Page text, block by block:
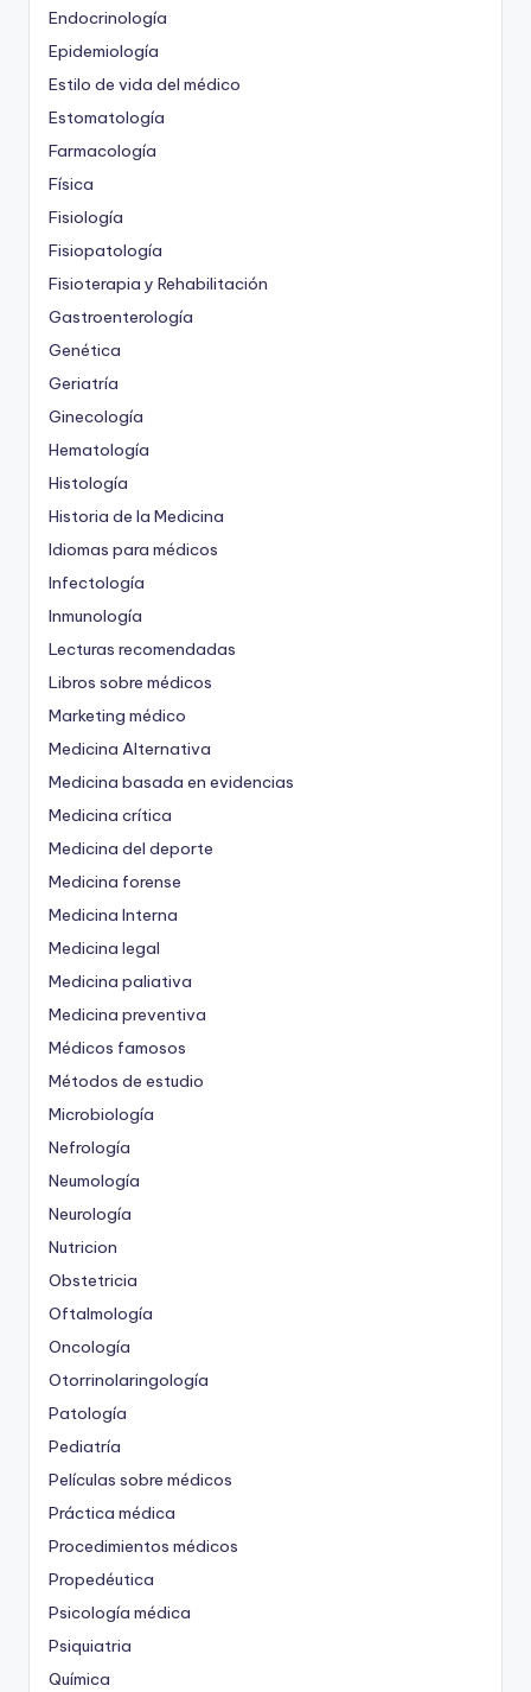
Endocrinología
Epidemiología
Estilo de vida del médico
Estomatología
Farmacología
Física
Fisiología
Fisiopatología
Fisioterapia y Rehabilitación
Gastroenterología
Genética
Geriatría
Ginecología
Hematología
Histología
Historia de la Medicina
Idiomas para médicos
Infectología
Inmunología
Lecturas recomendadas
Libros sobre médicos
Marketing médico
Medicina Alternativa
Medicina basada en evidencias
Medicina crítica
Medicina del deporte
Medicina forense
Medicina Interna
Medicina legal
Medicina paliativa
Medicina preventiva
Médicos famosos
Métodos de estudio
Microbiología
Nefrología
Neumología
Neurología
Nutricion
Obstetricia
Oftalmología
Oncología
Otorrinolaringología
Patología
Pediatría
Películas sobre médicos
Práctica médica
Procedimientos médicos
Propedéutica
Psicología médica
Psiquiatria
Química